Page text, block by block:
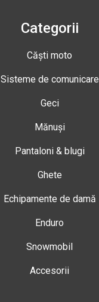
Categorii
Căști moto
Sisteme de comunicare
Geci
Mănuși
Pantaloni & blugi
Ghete
Echipamente de damă
Enduro
Snowmobil
Accesorii